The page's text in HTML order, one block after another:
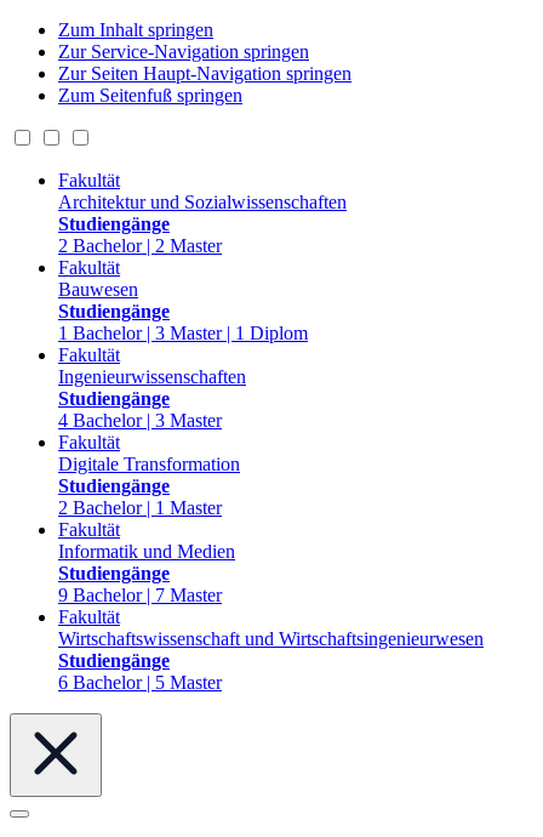
Zum Inhalt springen
Zur Service-Navigation springen
Zur Seiten Haupt-Navigation springen
Zum Seitenfuß springen
Fakultät
Architektur und Sozialwissenschaften
Studiengänge
2 Bachelor | 2 Master
Fakultät
Bauwesen
Studiengänge
1 Bachelor | 3 Master | 1 Diplom
Fakultät
Ingenieurwissenschaften
Studiengänge
4 Bachelor | 3 Master
Fakultät
Digitale Transformation
Studiengänge
2 Bachelor | 1 Master
Fakultät
Informatik und Medien
Studiengänge
9 Bachelor | 7 Master
Fakultät
Wirtschaftswissenschaft und Wirtschaftsingenieurwesen
Studiengänge
6 Bachelor | 5 Master